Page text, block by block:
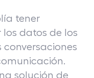
tener
datos de los
conversaciones
solución de